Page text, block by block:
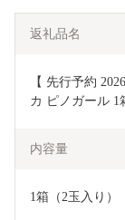
返礼品名
【 先行予約
カ ピノガール 1
内容量
1箱（2玉入り）